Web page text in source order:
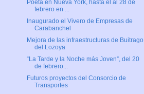
Poeta en Nueva York, hasta el al 28 de
febrero en ...
Inaugurado el Vivero de Empresas de
Carabanchel
Mejora de las infraestructuras de Buitrago
del Lozoya
“La Tarde y la Noche más Joven”, del 20
de febrero...
Futuros proyectos del Consorcio de
Transportes